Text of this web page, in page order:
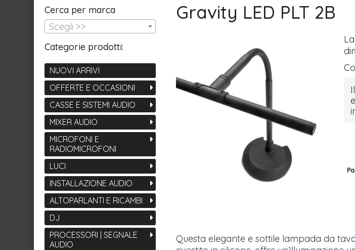
Gravity LED PLT 2B
Questa elegante e sottile lampada da
Cerca per marca
Scegli >>
Categorie prodotti:
NUOVI ARRIVI
OFFERTE E OCCASIONI
CASSE E SISTEMI AUDIO
MIXER AUDIO
MICROFONI E
RADIOMICROFONI
LUCI
INSTALLAZIONE AUDIO
ALTOPARLANTI E RICAMBI
DJ
PROCESSORI | SEGNALE
AUDIO